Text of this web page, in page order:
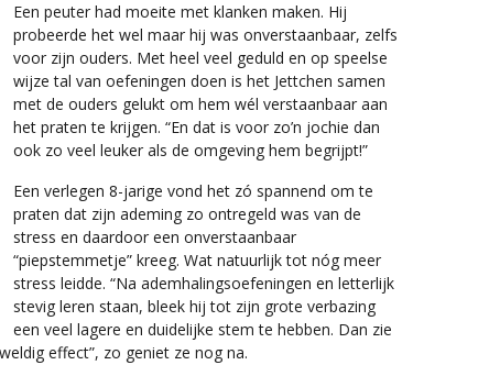
Een peuter had moeite met klanken maken. Hij
probeerde het wel maar hij was onverstaanbaar, zelfs
voor zijn ouders. Met heel veel geduld en op speelse
wijze tal van oefeningen doen is het Jettchen samen
met de ouders gelukt om hem wél verstaanbaar aan
het praten te krijgen. “En dat is voor zo’n jochie dan
ook zo veel leuker als de omgeving hem begrijpt!”
Een verlegen 8-jarige vond het zó spannend om te
praten dat zijn ademing zo ontregeld was van de
stress en daardoor een onverstaanbaar
“piepstemmetje” kreeg. Wat natuurlijk tot nóg meer
stress leidde. “Na ademhalingsoefeningen en letterlijk
stevig leren staan, bleek hij tot zijn grote verbazing
een veel lagere en duidelijke stem te hebben. Dan zie
effect”, zo geniet ze nog na.